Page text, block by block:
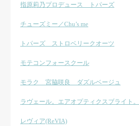
指原莉乃プロデュース トパーズ
チューズミー／Chu’s me
トパーズ ストロベリークオーツ
モテコンフォースクール
モラク 宮脇咲良 ダズルベージュ
ラヴェール。エアオプティクスブライト。
レヴィア(ReVIA)